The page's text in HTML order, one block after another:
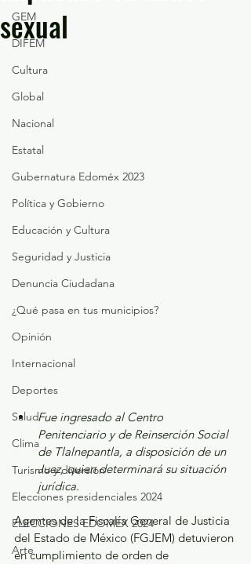
GEM
DIFEM
Cultura
Global
Nacional
Estatal
Gubernatura Edoméx 2023
Política y Gobierno
Educación y Cultura
Seguridad y Justicia
Denuncia Ciudadana
¿Qué pasa en tus municipios?
Opinión
Internacional
Deportes
Salud
Clima
Turismo y diversión
Elecciones presidenciales 2024
ELECCIONES EDOMEX 2024
Arte
sexual
Fue ingresado al Centro
Penitenciario y de Reinserción Social
de Tlalnepantla, a disposición de un
Juez, quien determinará su situación
jurídica.
Agentes de la Fiscalía General de Justicia
del Estado de México (FGJEM) detuvieron
en cumplimiento de orden de